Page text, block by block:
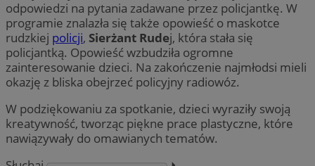
odpowiedzi na pytania zadawane przez policjantkę. W
programie znalazła się także opowieść o maskotce
rudzkiej policji, Sierżant Rudej, która stała się
policjantką. Opowieść wzbudziła ogromne
zainteresowanie dzieci. Na zakończenie najmłodsi mieli
okazję z bliska obejrzeć policyjny radiowóz.
W podziękowaniu za spotkanie, dzieci wyraziły swoją
kreatywność, tworząc piękne prace plastyczne, które
nawiązywały do omawianych tematów.